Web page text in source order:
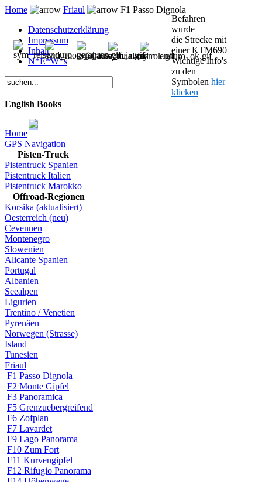
Home Friaul
F1 Passo Dignola
Datenschutzerklärung
Impressum
Inhalt
N*E*W*s
English Books
Home
GPS Navigation
Pisten-Truck
Pistentruck Spanien
Pistentruck Italien
Pistentruck Marokko
Offroad-Regionen
Korsika (aktualisiert)
Oesterreich (neu)
Cevennen
Montenegro
Slowenien
Alicante Spanien
Portugal
Albanien
Seealpen
Ligurien
Trentino / Venetien
Pyrenäen
Norwegen (Strasse)
Island
Tunesien
Friaul
F1 Passo Dignola
F2 Monte Gipfel
F3 Panoramica
F5 Grenzuebergreifend
F6 Zofplan
F7 Lavardet
F9 Lago Panorama
F10 Zum Fort
F11 Kurvengipfel
F12 Rifugio Panorama
Befahren
wurde
die Strecke mit
einer KTM690
Wichtige Info's
zu den
Symbolen hier
klicken